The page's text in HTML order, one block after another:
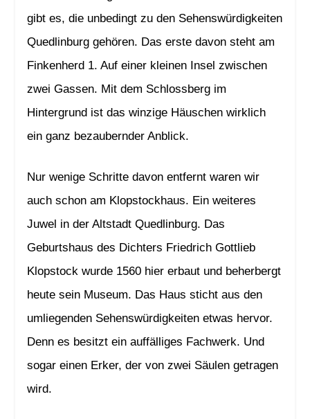
gibt es, die unbedingt zu den Sehenswürdigkeiten
Quedlinburg gehören. Das erste davon steht am
Finkenherd 1. Auf einer kleinen Insel zwischen
zwei Gassen. Mit dem Schlossberg im
Hintergrund ist das winzige Häuschen wirklich
ein ganz bezaubernder Anblick.
Nur wenige Schritte davon entfernt waren wir
auch schon am Klopstockhaus. Ein weiteres
Juwel in der Altstadt Quedlinburg. Das
Geburtshaus des Dichters Friedrich Gottlieb
Klopstock wurde 1560 hier erbaut und beherbergt
heute sein Museum. Das Haus sticht aus den
umliegenden Sehenswürdigkeiten etwas hervor.
Denn es besitzt ein auffälliges Fachwerk. Und
sogar einen Erker, der von zwei Säulen getragen
wird.